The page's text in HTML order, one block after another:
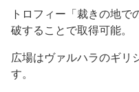
トロフィー「裁きの地
破することで取得可能。
広場はヴァルハラのギリ
す。